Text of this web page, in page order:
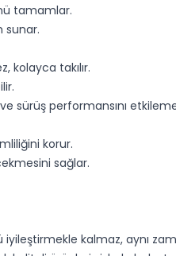
tamamlar.
sunar.
kolayca takılır.
sürüş performansını
korur.
sağlar.
iyileştirmekle kalmaz, aynı